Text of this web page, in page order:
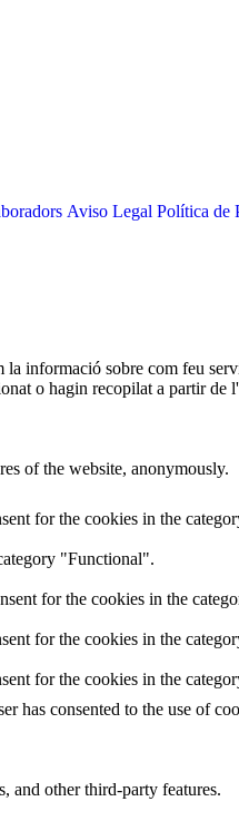
Aviso Legal Política de
informació sobre com feu
o hagin recopilat a partir de
of the website, anonymously.
for the cookies in the
"Functional".
for the cookies in the
for the cookies in the
for the cookies in the
has consented to the use of
and other third-party features.